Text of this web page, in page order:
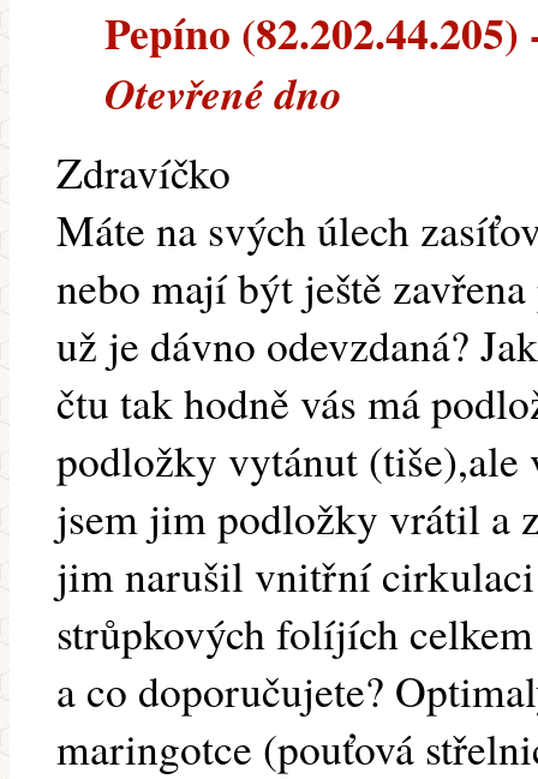
Pepíno (82.202.44.205)
Otevřené dno
Zdravíčko
Máte na svých úlech
nebo mají být ještě
už je dávno odevzdaná?
čtu tak hodně vás má
podložky vytánut (tiše),ale
jsem jim podložky vrátil a
jim narušil vnitřní
strůpkových folíjích
a co doporučujete?
maringotce (pouťová